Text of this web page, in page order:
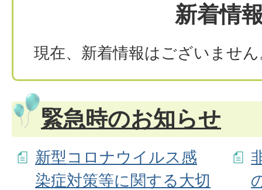
新着情
現在、新着情報はございませ
緊急時のお知らせ
新型コロナウイルス感
染症対策等に関する大切